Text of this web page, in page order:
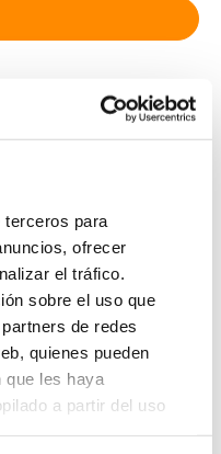
para
ofrecer
el tráfico.
sobre el uso que
de redes
quienes pueden
que les haya
a partir del uso